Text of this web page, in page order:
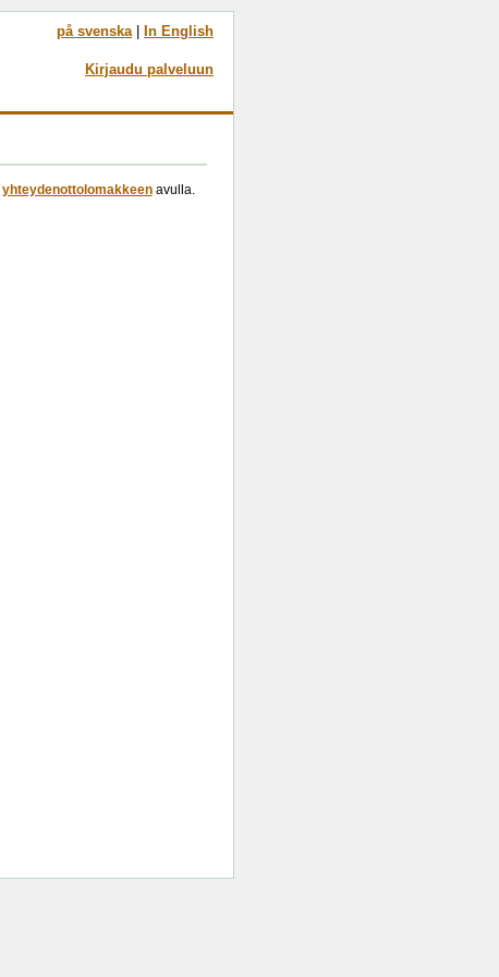
på svenska| In English
Kirjaudu palveluun
yhteydenottolomakkeen avulla.